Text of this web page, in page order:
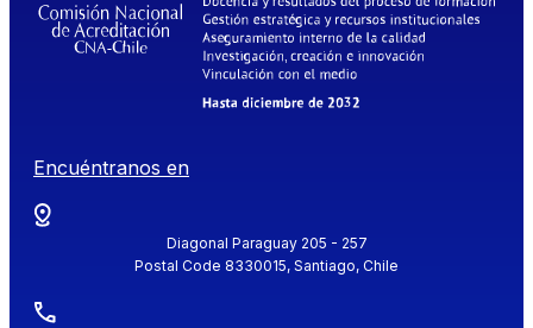
Encuéntranos en
Diagonal Paraguay 205 - 257
Postal Code 8330015, Santiago, Chile